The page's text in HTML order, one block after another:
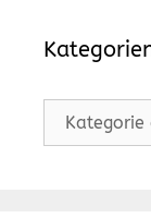
Kategorien